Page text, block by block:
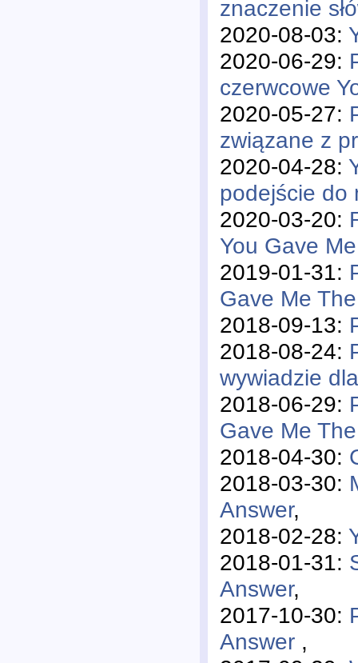
znaczenie
2020-08-03:
2020-06-29:
czerwcowe
2020-05-27:
związane z
2020-04-28:
podejście do
2020-03-20:
You Gave
2019-01-31:
Gave Me
2018-09-13:
2018-08-24:
wywiadzie
2018-06-29:
Gave Me
2018-04-30:
2018-03-30:
Answer,
2018-02-28:
2018-01-31:
Answer,
2017-10-30:
Answer ,